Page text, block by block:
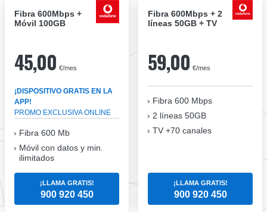
Fibra 600Mbps +
Móvil 100GB
45,00 €/mes
¡DISPOSITIVO GRATIS EN LA
APP!
PROMO EXCLUSIVA ONLINE
Fibra 600 Mb
Móvil con datos y min.
ilimitados
¡LLAMA GRATIS!
900 920 450
Fibra 600Mbps + 2
líneas 50GB + TV
59,00 €/mes
Fibra 600 Mbps
2 líneas 50GB
TV +70 canales
¡LLAMA GRATIS!
900 920 450